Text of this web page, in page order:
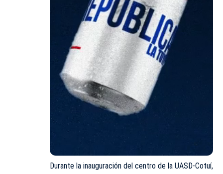
Durante la inauguración del centro de la UASD-Cotuí,